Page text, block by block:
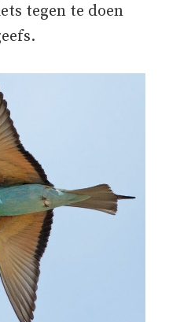
tegen te doen